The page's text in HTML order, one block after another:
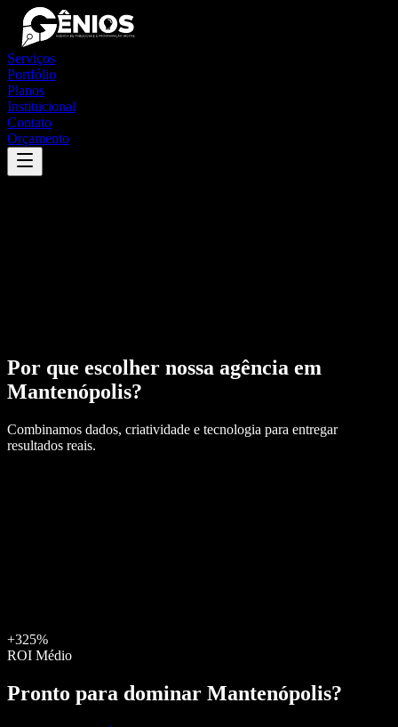
Serviços
Portfólio
Planos
Institucional
Contato
Orçamento
Por que escolher nossa agência em
Mantenópolis?
Combinamos dados, criatividade e tecnologia para entregar
resultados reais.
+325%
ROI Médio
Pronto para dominar Mantenópolis?